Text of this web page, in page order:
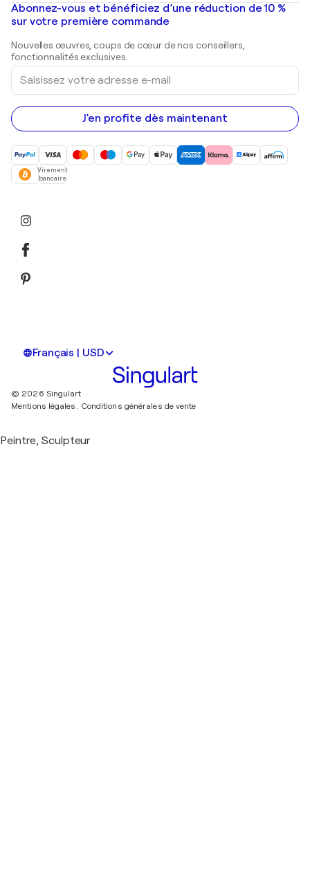
Shepard Fairey
Peintures de paysage
Estampes
Peintures acryliques
Galeries d'art en France
Galeries d'art en Belgique
Abonnez-vous et bénéficiez d’une réduction de 10 %
sur votre première commande
Nouvelles œuvres, coups de cœur de nos conseillers,
fonctionnalités exclusives.
Saisissez
votre
adresse
e-
mail
J'en profite dès maintenant
Virement
bancaire
Français | USD
© 2026 Singulart
Mentions légales.
Conditions générales de vente
Peintre, Sculpteur